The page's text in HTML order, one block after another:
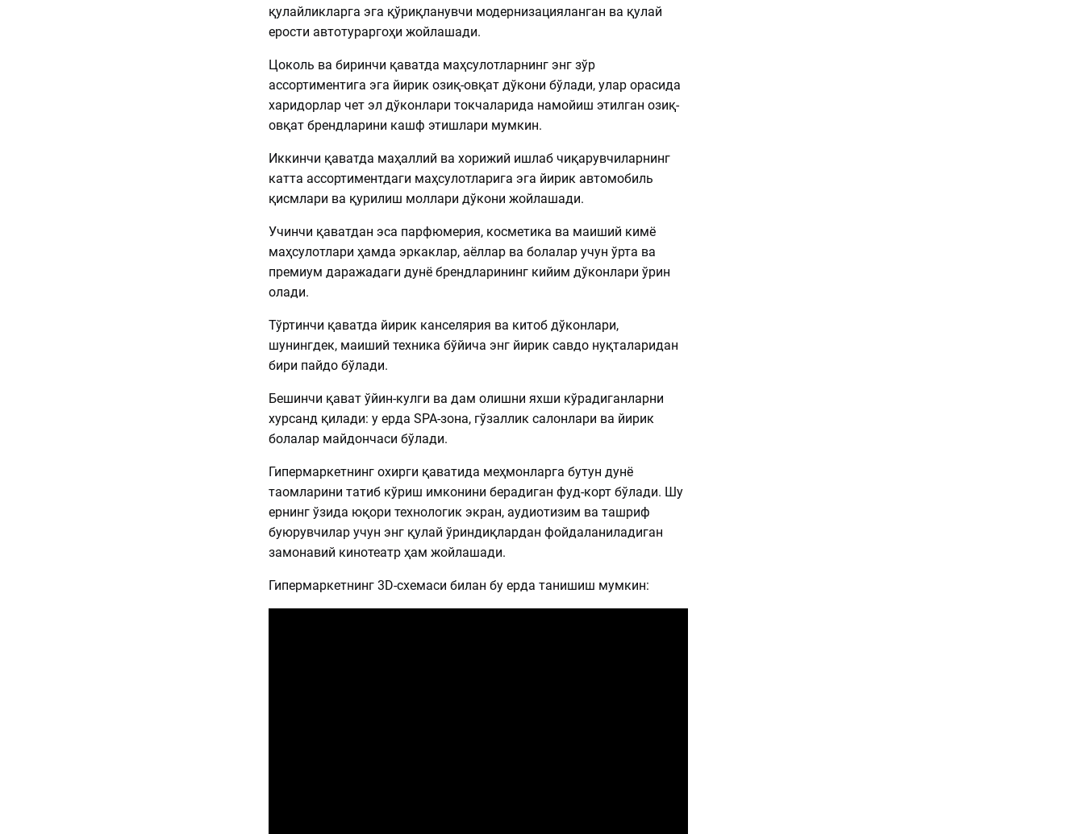
қулайликларга эга қўриқланувчи модернизацияланган ва қулай
ерости автотураргоҳи жойлашади.
Цоколь ва биринчи қаватда маҳсулотларнинг энг зўр
ассортиментига эга йирик озиқ-овқат дўкони бўлади, улар орасида
харидорлар чет эл дўконлари токчаларида намойиш этилган озиқ-
овқат брендларини кашф этишлари мумкин.
Иккинчи қаватда маҳаллий ва хорижий ишлаб чиқарувчиларнинг
катта ассортиментдаги маҳсулотларига эга йирик автомобиль
қисмлари ва қурилиш моллари дўкони жойлашади.
Учинчи қаватдан эса парфюмерия, косметика ва маиший кимё
маҳсулотлари ҳамда эркаклар, аёллар ва болалар учун ўрта ва
премиум даражадаги дунё брендларининг кийим дўконлари ўрин
олади.
Тўртинчи қаватда йирик канселярия ва китоб дўконлари,
шунингдек, маиший техника бўйича энг йирик савдо нуқталаридан
бири пайдо бўлади.
Бешинчи қават ўйин-кулги ва дам олишни яхши кўрадиганларни
хурсанд қилади: у ерда SPA-зона, гўзаллик салонлари ва йирик
болалар майдончаси бўлади.
Гипермаркетнинг охирги қаватида меҳмонларга бутун дунё
таомларини татиб кўриш имконини берадиган фуд-корт бўлади. Шу
ернинг ўзида юқори технологик экран, аудиотизим ва ташриф
буюрувчилар учун энг қулай ўриндиқлардан фойдаланиладиган
замонавий кинотеатр ҳам жойлашади.
Гипермаркетнинг 3D-схемаси билан бу ерда танишиш мумкин: